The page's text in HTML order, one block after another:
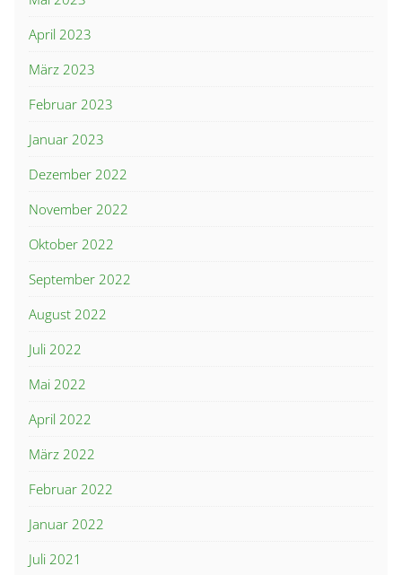
April 2023
März 2023
Februar 2023
Januar 2023
Dezember 2022
November 2022
Oktober 2022
September 2022
August 2022
Juli 2022
Mai 2022
April 2022
März 2022
Februar 2022
Januar 2022
Juli 2021